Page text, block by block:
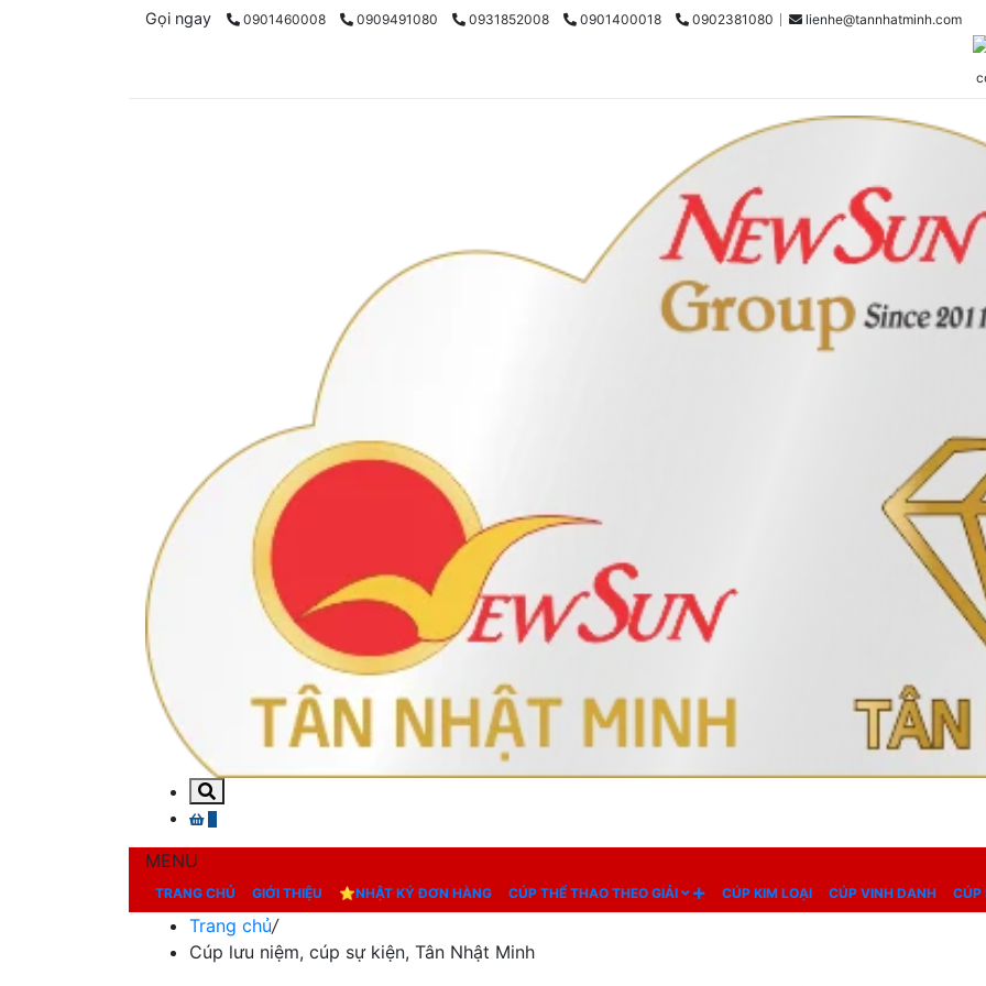
Gọi ngay 0901460008 0909491080 0931852008 0901400018 0902381080 lienhe@tannhatminh.com
MENU
TRANG CHỦ GIỚI THIỆU ⭐NHẬT KÝ ĐƠN HÀNG CÚP THỂ THAO THEO GIẢI CÚP KIM LOẠI CÚP VINH DANH CÚP
Trang chủ/
Cúp lưu niệm, cúp sự kiện, Tân Nhật Minh